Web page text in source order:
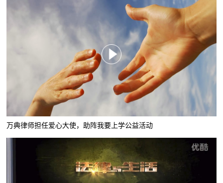
万典律师担任爱心大使，助阵我要上学公益活动